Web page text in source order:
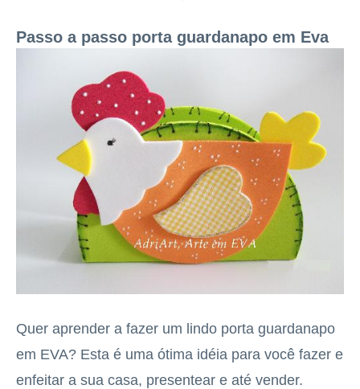
Passo a passo porta guardanapo em Eva
Quer aprender a fazer um lindo porta guardanapo
em EVA? Esta é uma ótima idéia para você fazer e
enfeitar a sua casa, presentear e até vender.